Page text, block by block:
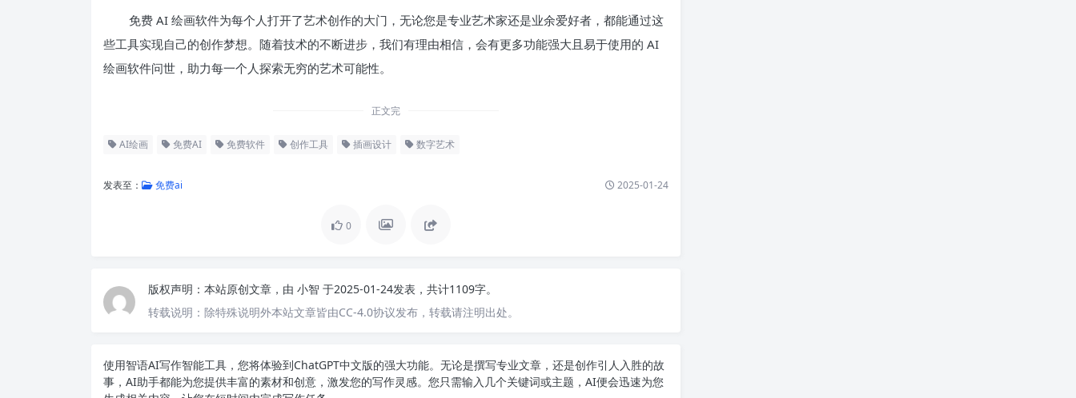
免费 AI 绘画软件为每个人打开了艺术创作的大门，无论您是专业艺术家还是业余爱好者，都能通过这
些工具实现自己的创作梦想。随着技术的不断进步，我们有理由相信，会有更多功能强大且易于使用的 AI
绘画软件问世，助力每一个人探索无穷的艺术可能性。
正文完
AI绘画 免费AI 免费软件 创作工具 插画设计 数字艺术
发表至： 免费ai 2025-01-24
0
版权声明： 本站原创文章，由 小智 于2025-01-24发表，共计1109字。
转载说明： 除特殊说明外本站文章皆由CC-4.0协议发布，转载请注明出处。
使用智语AI写作智能工具，您将体验到ChatGPT中文版的强大功能。无论是撰写专业文章，还是创作引人入胜的故
事，AI助手都能为您提供丰富的素材和创意，激发您的写作灵感。您只需输入几个关键词或主题，AI便会迅速为您